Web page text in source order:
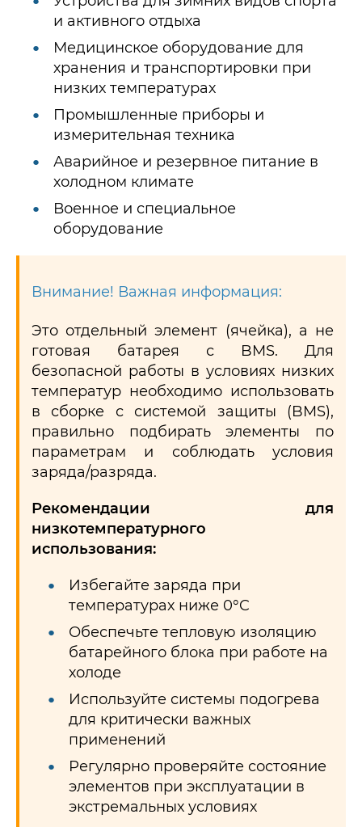
и активного отдыха
Медицинское оборудование для
хранения и транспортировки при
низких температурах
Промышленные приборы и
измерительная техника
Аварийное и резервное питание в
холодном климате
Военное и специальное
оборудование
Внимание! Важная информация:
Это отдельный элемент (ячейка), а не
готовая батарея с BMS. Для
безопасной работы в условиях низких
температур необходимо использовать
в сборке с системой защиты (BMS),
правильно подбирать элементы по
параметрам и соблюдать условия
заряда/разряда.
Рекомендации для
низкотемпературного
использования:
Избегайте заряда при
температурах ниже 0°C
Обеспечьте тепловую изоляцию
батарейного блока при работе на
холоде
Используйте системы подогрева
для критически важных
применений
Регулярно проверяйте состояние
элементов при эксплуатации в
экстремальных условиях